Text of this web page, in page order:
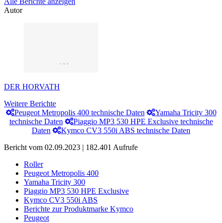
Autor
DER HORVATH
Weitere Berichte
Peugeot Metropolis 400 technische Daten
Yamaha Tricity 300
technische Daten
Piaggio MP3 530 HPE Exclusive technische
Daten
Kymco CV3 550i ABS technische Daten
Bericht vom 02.09.2023 | 182.401 Aufrufe
Roller
Peugeot Metropolis 400
Yamaha Tricity 300
Piaggio MP3 530 HPE Exclusive
Kymco CV3 550i ABS
Berichte zur Produktmarke Kymco
Peugeot